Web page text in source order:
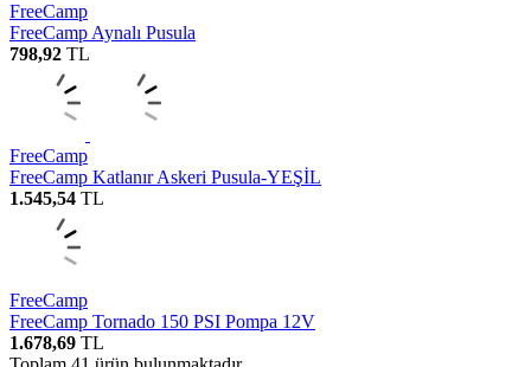
FreeCamp
FreeCamp Aynalı Pusula
798,92 TL
FreeCamp
FreeCamp Katlanır Askeri Pusula-YEŞİL
1.545,54 TL
FreeCamp
FreeCamp Tornado 150 PSI Pompa 12V
1.678,69 TL